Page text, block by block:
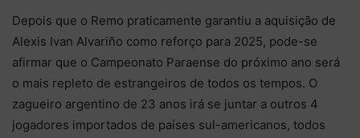
Depois que o Remo praticamente garantiu a aquisição de
Alexis Ivan Alvariño como reforço para 2025, pode-se
afirmar que o Campeonato Paraense do próximo ano será
o mais repleto de estrangeiros de todos os tempos. O
zagueiro argentino de 23 anos irá se juntar a outros 4
jogadores importados de países sul-americanos, todos